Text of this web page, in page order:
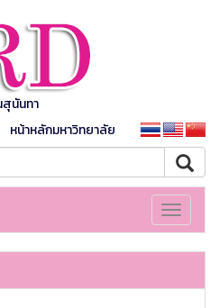
นันทา
หน้าหลักมหาวิทยาลัย
Toggle